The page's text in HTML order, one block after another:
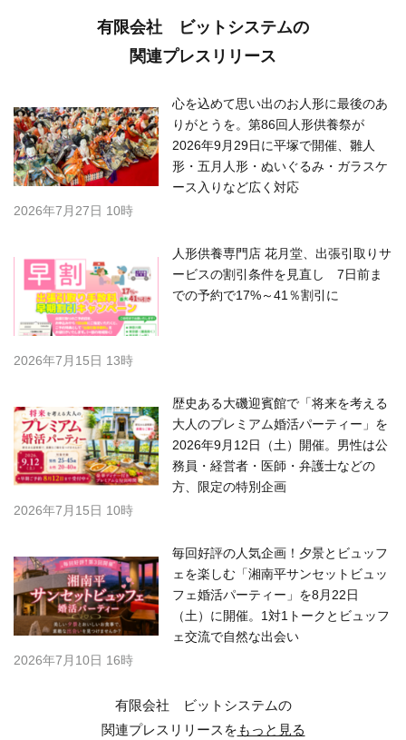
有限会社 ビットシステムの
関連プレスリリース
心を込めて思い出のお人形に最後のあ
りがとうを。第86回人形供養祭が
2026年9月29日に平塚で開催、雛人
形・五月人形・ぬいぐるみ・ガラスケ
ース入りなど広く対応
2026年7月27日 10時
人形供養専門店 花月堂、出張引取りサ
ービスの割引条件を見直し 7日前ま
での予約で17%～41％割引に
2026年7月15日 13時
歴史ある大磯迎賓館で「将来を考える
大人のプレミアム婚活パーティー」を
2026年9月12日（土）開催。男性は公
務員・経営者・医師・弁護士などの
方、限定の特別企画
2026年7月15日 10時
毎回好評の人気企画！夕景とビュッフ
ェを楽しむ「湘南平サンセットビュッ
フェ婚活パーティー」を8月22日
（土）に開催。1対1トークとビュッフ
ェ交流で自然な出会い
2026年7月10日 16時
有限会社 ビットシステムの
関連プレスリリースをもっと見る